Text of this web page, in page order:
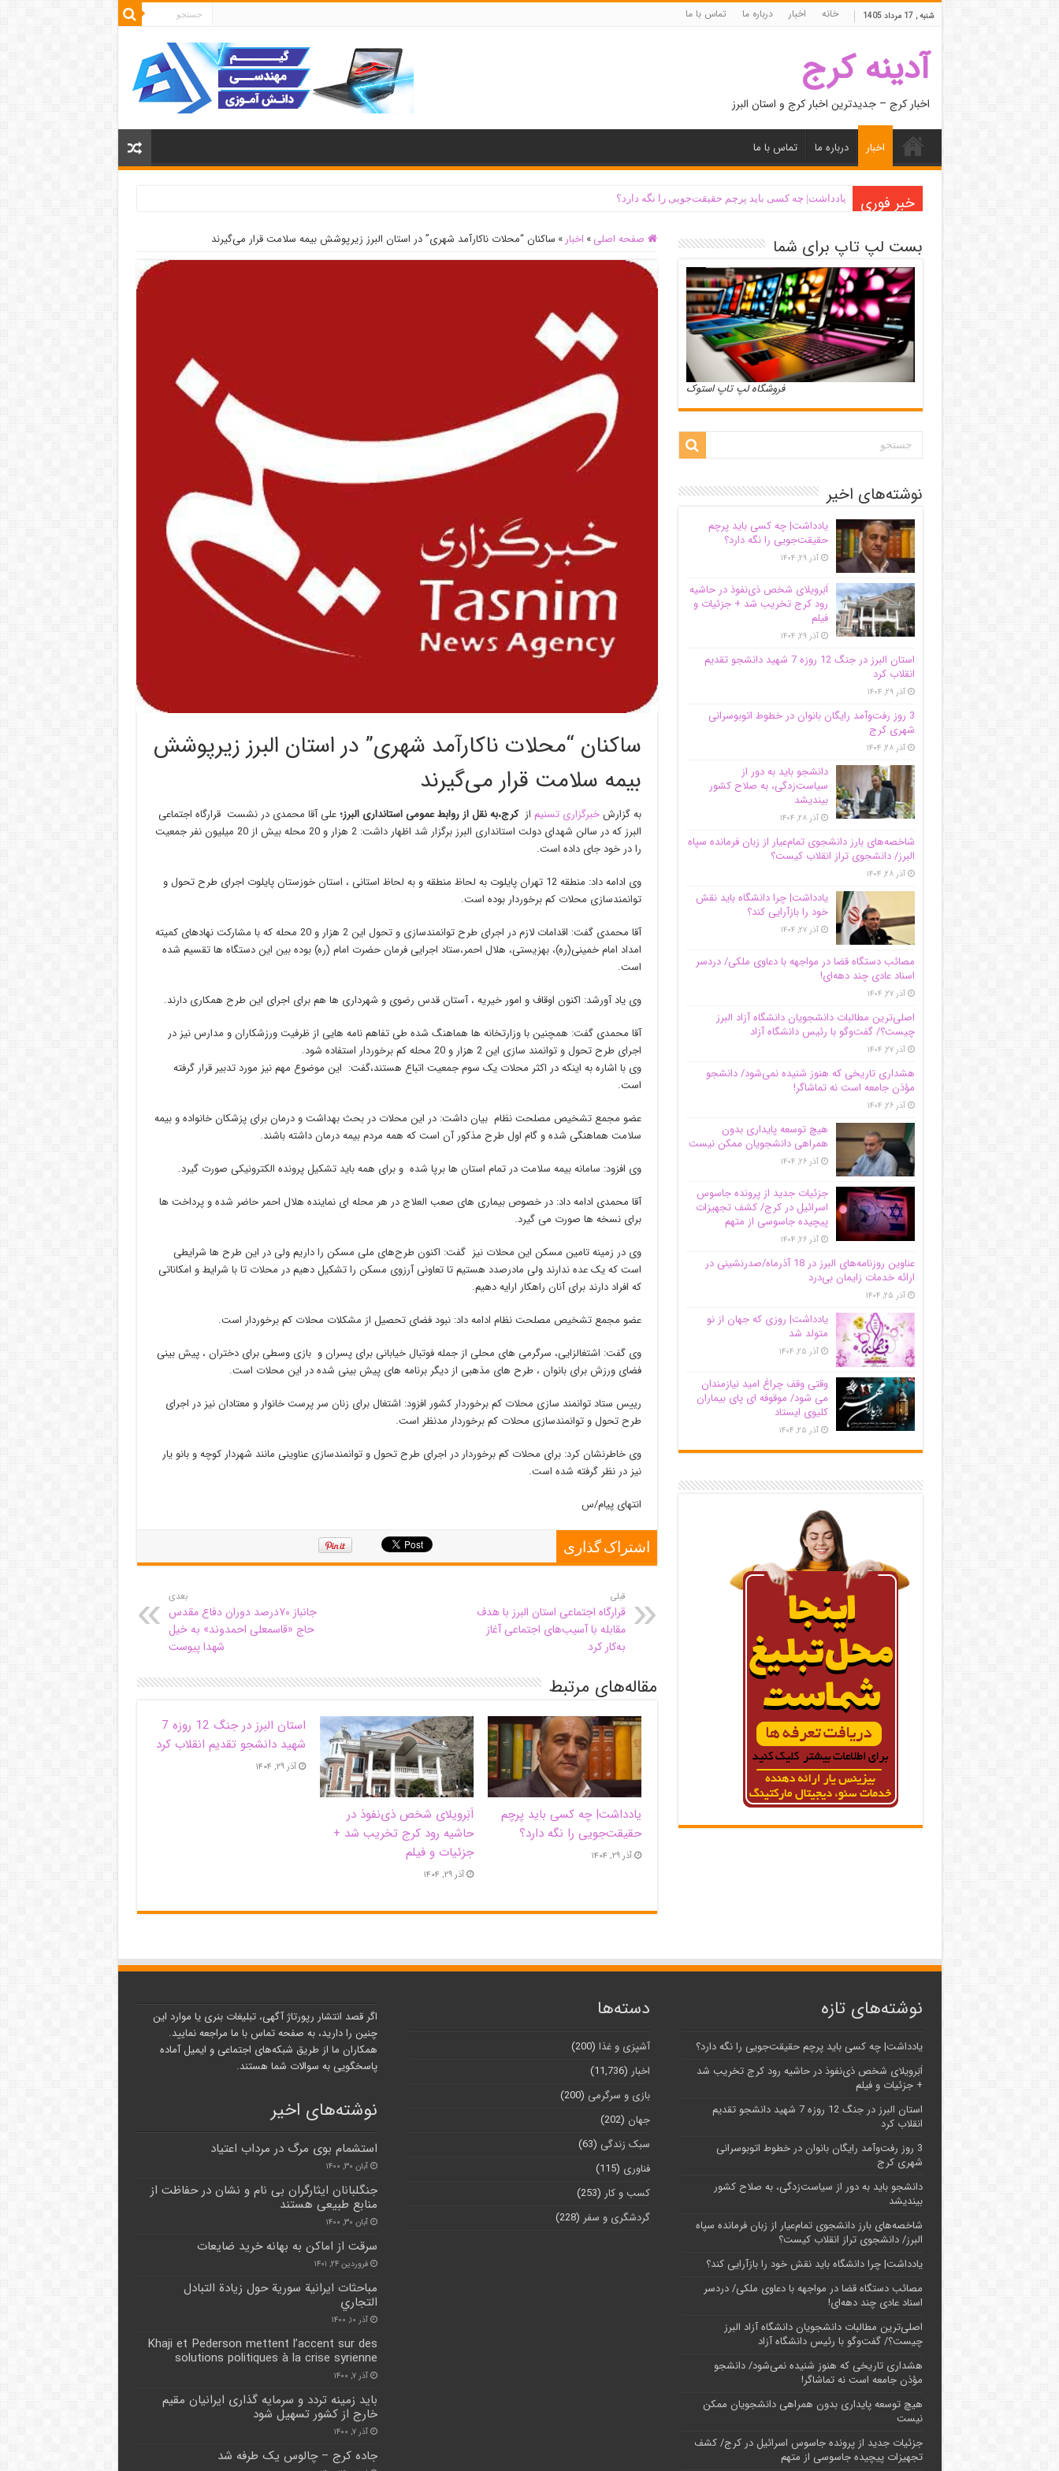
شنبه , 17 مرداد 1405 خانه اخبار درباره ما تماس با ما
آدینه کرج
اخبار کرج – جدیدترین اخبار کرج و استان البرز
اخبار درباره ما تماس با ما
خبر فوری یادداشت| ‌چه کسی باید پرچم حقیقت‌جویی را نگه دارد؟
صفحه اصلی » اخبار » ساکنان “محلات ناکارآمد شهری” در استان البرز زیرپوشش بیمه سلامت قرار می‌گیرند
ساکنان “محلات ناکارآمد شهری” در استان البرز زیرپوشش
بیمه سلامت قرار می‌گیرند
به گزارشخبرگزاری تسنیم ازکرج،به نقل از روابط عمومی استانداری البرز؛علی آقا محمدی در نشست قرارگاه اجتماعی
البرز که در سالن شهدای دولت استانداری البرز برگزار شد اظهار داشت: 2 هزار و 20 محله بیش از 20 میلیون نفر جمعیت
را در خود جای داده است.
وی ادامه داد: منطقه 12 تهران پایلوت به لحاظ منطقه و به لحاظ استانی ، استان خوزستان پایلوت اجرای طرح تحول و
توانمندسازی محلات کم برخوردار بوده است.
آقا محمدی گفت: اقدامات لازم در اجرای طرح توانمندسازی و تحول این 2 هزار و 20 محله که با مشارکت نهادهای کمیته
امداد امام خمینی(ره)، بهزیستی، هلال احمر،ستاد اجرایی فرمان حضرت امام (ره) بوده بین این دستگاه ها تقسیم شده
است.
وی یاد آورشد: اکنون اوقاف و امور خیریه ، آستان قدس رضوی و شهرداری ها هم برای اجرای این طرح همکاری دارند.
آقا محمدی گفت: همچنین با وزارتخانه ها هماهنگ شده طی تفاهم نامه هایی از ظرفیت ورزشکاران و مدارس نیز در
اجرای طرح تحول و توانمند سازی این 2 هزار و 20 محله کم برخوردار استفاده شود.
وی با اشاره به اینکه در اکثر محلات یک سوم جمعیت اتباع هستند،گفت: این موضوع مهم نیز مورد تدبیر قرار گرفته
است.
عضو مجمع تشخیص مصلحت نظام بیان داشت: در این محلات در بحث بهداشت و درمان برای پزشکان خانواده و بیمه
سلامت هماهنگی شده و گام اول طرح مذکور آن است که همه مردم بیمه درمان داشته باشند.
وی افزود: سامانه بیمه سلامت در تمام استان ها برپا شده و برای همه باید تشکیل پرونده الکترونیکی صورت گیرد.
آقا محمدی ادامه داد: در خصوص بیماری های صعب العلاج در هر محله ای نماینده هلال احمر حاضر شده و پرداخت ها
برای نسخه ها صورت می گیرد.
وی در زمینه تامین مسکن این محلات نیز گفت: اکنون طرح‌های ملی مسکن را داریم ولی در این طرح ها شرایطی
است که یک عده ندارند ولی مادرصدد هستیم تا تعاونی آرزوی مسکن را تشکیل دهیم در محلات تا با شرایط و امکاناتی
که افراد دارند برای آنان راهکار ارایه دهیم.
عضو مجمع تشخیص مصلحت نظام ادامه داد: نبود فضای تحصیل از مشکلات محلات کم برخوردار است.
وی گفت: اشتغالزایی، سرگرمی های محلی از جمله فوتبال خیابانی برای پسران و بازی وسطی برای دختران ، پیش بینی
فضای ورزش برای بانوان ، طرح های مذهبی از دیگر برنامه های پیش بینی شده در این محلات است.
رییس ستاد توانمند سازی محلات کم برخوردار کشور افزود: اشتغال برای زنان سر پرست خانوار و معتادان نیز در اجرای
طرح تحول و توانمندسازی محلات کم برخوردار مدنظر است.
وی خاطرنشان کرد: برای محلات کم برخوردار در اجرای طرح تحول و توانمندسازی عناوینی مانند شهردار کوچه و بانو یار
نیز در نظر گرفته شده است.
انتهای پیام/س
اشتراک گذاری
قبلی
قرارگاه اجتماعی استان البرز با هدف
مقابله با آسیب‌های اجتماعی آغاز
به‌کار کرد
بعدی
جانباز ۷۰درصد دوران دفاع مقدس
حاج «قاسمعلی احمدوند» به خیل
شهدا پیوست
مقاله‌های مرتبط
یادداشت| ‌چه کسی باید پرچم
حقیقت‌جویی را نگه دارد؟
آذر ۲۹, ۱۴۰۴
اَبَر‌ویلای شخص ذی‌نفوذ در
حاشیه‌ رود کرج تخریب شد +
جزئیات و فیلم
آذر ۲۹, ۱۴۰۴
استان البرز در جنگ 12 روزه 7
شهید دانشجو تقدیم انقلاب کرد
آذر ۲۹, ۱۴۰۴
بست لپ تاپ برای شما
فروشگاه لپ تاپ استوک
نوشته‌های اخیر
یادداشت| ‌چه کسی باید پرچم
حقیقت‌جویی را نگه دارد؟
آذر ۲۹, ۱۴۰۴
اَبَر‌ویلای شخص ذی‌نفوذ در حاشیه‌
رود کرج تخریب شد + جزئیات و
فیلم
آذر ۲۹, ۱۴۰۴
استان البرز در جنگ 12 روزه 7 شهید دانشجو تقدیم
انقلاب کرد
آذر ۲۹, ۱۴۰۴
3 روز رفت‌وآمد رایگان بانوان در خطوط اتوبوسرانی
شهری کرج
آذر ۲۸, ۱۴۰۴
دانشجو باید به دور از
سیاست‌زدگی، به صلاح کشور
بیندیشد
آذر ۲۸, ۱۴۰۴
شاخصه‌های بارز دانشجوی تمام‌عیار از زبان فرمانده سپاه
البرز/ دانشجوی تراز انقلاب کیست؟
آذر ۲۸, ۱۴۰۴
یادداشت| چرا دانشگاه باید نقش
خود را بازآرایی کند؟
آذر ۲۷, ۱۴۰۴
مصائب دستگاه قضا در مواجهه با دعاوی ملکی/ دردسر
اسناد عادی چند‌ دهه‌ای!
آذر ۲۷, ۱۴۰۴
اصلی‌ترین مطالبات دانشجویان دانشگاه آزاد البرز
چیست؟/ گفت‌وگو با رئیس دانشگاه آز‌اد
آذر ۲۷, ۱۴۰۴
هشداری تاریخی که هنوز شنیده نمی‌شود/ دانشجو
مؤذن جامعه است نه تماشاگر!
آذر ۲۶, ۱۴۰۴
هیچ توسعه پایداری بدون
همراهی دانشجویان ممکن نیست
آذر ۲۶, ۱۴۰۴
جزئیات جدید از پرونده جاسوس
اسرائیل در کرج/‌ کشف تجهیزات
پیچیده جاسوسی از متهم
آذر ۲۶, ۱۴۰۴
عناوین روزنامه‌های البرز در ‌18 آذرماه/صدرنشینی در
ارائه خدمات زایمان بی‌درد
آذر ۲۵, ۱۴۰۴
یادداشت| روزی که جهان از نو
متولد شد
آذر ۲۵, ۱۴۰۴
وقتی وقف چراغ امید نیازمندان
می شود/ موقوفه ای پای بیماران
کلیوی ایستاد
آذر ۲۵, ۱۴۰۴
نوشته‌های تازه
یادداشت| ‌چه کسی باید پرچم حقیقت‌جویی را نگه دارد؟
اَبَر‌ویلای شخص ذی‌نفوذ در حاشیه‌ رود کرج تخریب شد
+ جزئیات و فیلم
استان البرز در جنگ 12 روزه 7 شهید دانشجو تقدیم
انقلاب کرد
3 روز رفت‌وآمد رایگان بانوان در خطوط اتوبوسرانی
شهری کرج
دانشجو باید به دور از سیاست‌زدگی، به صلاح کشور
بیندیشد
شاخصه‌های بارز دانشجوی تمام‌عیار از زبان فرمانده سپاه
البرز/ دانشجوی تراز انقلاب کیست؟
یادداشت| چرا دانشگاه باید نقش خود را بازآرایی کند؟
مصائب دستگاه قضا در مواجهه با دعاوی ملکی/ دردسر
اسناد عادی چند‌ دهه‌ای!
اصلی‌ترین مطالبات دانشجویان دانشگاه آزاد البرز
چیست؟/ گفت‌وگو با رئیس دانشگاه آز‌اد
هشداری تاریخی که هنوز شنیده نمی‌شود/ دانشجو
مؤذن جامعه است نه تماشاگر!
هیچ توسعه پایداری بدون همراهی دانشجویان ممکن
نیست
جزئیات جدید از پرونده جاسوس اسرائیل در کرج/‌ کشف
تجهیزات پیچیده جاسوسی از متهم
دسته‌ها
آشپزی و غذا (200)
اخبار (11,736)
بازی و سرگرمی (200)
جهان (202)
سبک زندگی (63)
فناوری (115)
کسب و کار (253)
گردشگری و سفر (228)
اگر قصد انتشار رپورتاژ آگهی، تبلیغات بنری یا موارد این
چنین را دارید، به صفحه تماس با ما مراجعه نمایید.
همکاران ما از طریق شبکه‌های اجتماعی و ایمیل آماده
پاسخگویی به سوالات شما هستند.
نوشته‌های اخیر
استشمام بوی مرگ در مرداب اعتیاد
آبان ۳۰, ۱۴۰۰
جنگلبانان ایثارگران بی نام و نشان در حفاظت از
منابع طبیعی هستند
آبان ۳۰, ۱۴۰۰
سرقت از اماکن به بهانه خرید ضایعات
فروردین ۲۴, ۱۴۰۱
مباحثات ايرانية سورية حول زيادة التبادل
التجاري
آذر ۱۰, ۱۴۰۰
Khaji et Pederson mettent l’accent sur des
solutions politiques à la crise syrienne
آذر ۷, ۱۴۰۰
باید زمینه تردد و سرمایه گذاری ایرانیان مقیم
خارج از کشور تسهیل شود
آذر ۷, ۱۴۰۰
جاده کرج – چالوس یک طرفه شد